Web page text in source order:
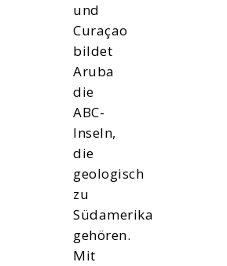
und
Curaçao
bildet
Aruba
die
ABC-
Inseln,
die
geologisch
zu
Südamerika
gehören.
Mit